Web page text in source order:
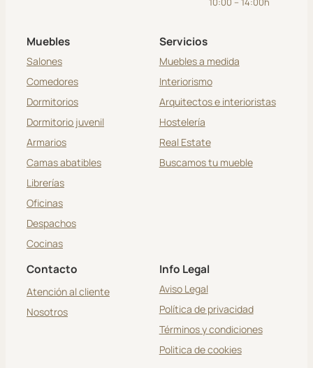
Muebles
Salones
Comedores
Dormitorios
Dormitorio juvenil
Armarios
Camas abatibles
Librerías
Oficinas
Despachos
Cocinas
Servicios
Muebles a medida
Interiorismo
Arquitectos e interioristas
Hostelería
Real Estate
Buscamos tu mueble
Contacto
Atención al cliente
Nosotros
Info Legal
Aviso Legal
Política de privacidad
Términos y condiciones
Politica de cookies